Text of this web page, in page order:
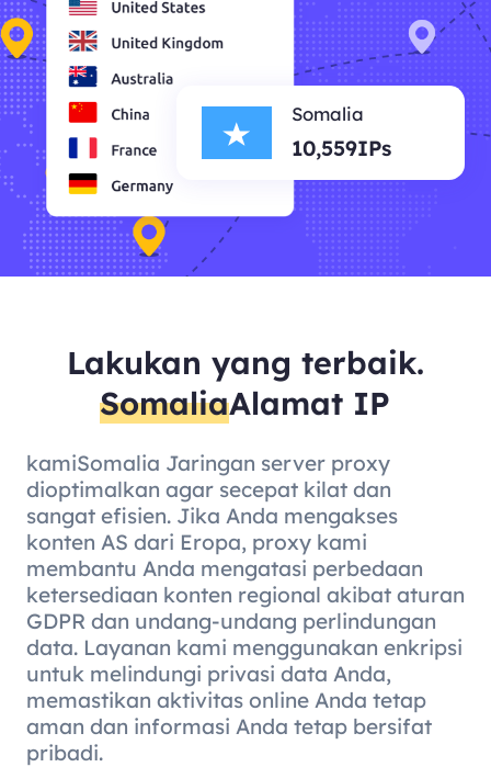
Somalia
10,559IPs
Lakukan yang terbaik.
SomaliaAlamat IP
kamiSomalia Jaringan server proxy
dioptimalkan agar secepat kilat dan
sangat efisien. Jika Anda mengakses
konten AS dari Eropa, proxy kami
membantu Anda mengatasi perbedaan
ketersediaan konten regional akibat aturan
GDPR dan undang-undang perlindungan
data. Layanan kami menggunakan enkripsi
untuk melindungi privasi data Anda,
memastikan aktivitas online Anda tetap
aman dan informasi Anda tetap bersifat
pribadi.